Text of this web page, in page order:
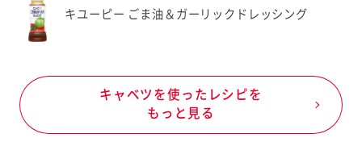
キユーピー ごま油＆ガーリックドレッシング
キャベツを使ったレシピを
もっと見る